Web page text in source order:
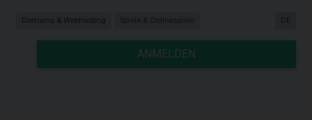
Domains & Webhosting Spiele & Onlinespiele DE
ANMELDEN